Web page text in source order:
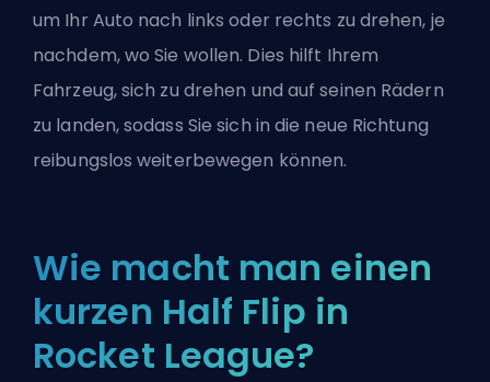
um Ihr Auto nach links oder rechts zu drehen, je
nachdem, wo Sie wollen. Dies hilft Ihrem
Fahrzeug, sich zu drehen und auf seinen Rädern
zu landen, sodass Sie sich in die neue Richtung
reibungslos weiterbewegen können.
Wie macht man einen
kurzen Half Flip in
Rocket League?